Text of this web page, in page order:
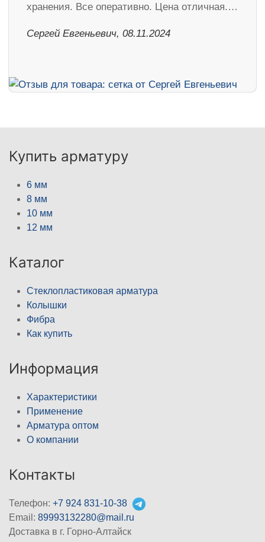
хранения. Все оперативно. Цена отличная.…
Сергей Евгеньевич, 08.11.2024
Купить арматуру
6 мм
8 мм
10 мм
12 мм
Каталог
Стеклопластиковая арматура
Колышки
Фибра
Как купить
Информация
Характеристики
Применение
Арматура оптом
О компании
Контакты
Телефон: +7 924 831-10-38
Email: 89993132280@mail.ru
Доставка в г. Горно-Алтайск